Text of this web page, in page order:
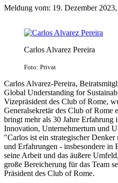
Meldung vom: 19. Dezember
Carlos Alvarez Pereira
Foto: Privat
Carlos Alvarez-Pereira,
Global Understanding for
Vizepräsident des Club of Rome,
Generalsekretär des Club of Rome
bringt mehr als 30 Jahre Erfahrung
Innovation, Unternehmertum und
"Carlos ist ein strategischer
und Erfahrungen - insbesondere in
seine Arbeit und das äußere
große Bereicherung für das Team
Präsident des Club of Rome.